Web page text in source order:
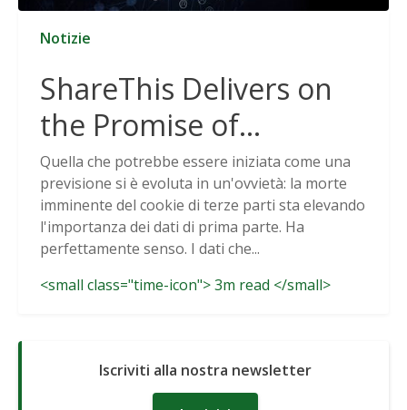
Notizie
ShareThis Delivers on
the Promise of
Cookieless Data
Solutions
Quella che potrebbe essere iniziata come una
previsione si è evoluta in un'ovvietà: la morte
imminente del cookie di terze parti sta elevando
l'importanza dei dati di prima parte. Ha
perfettamente senso. I dati che...
<small class="time-icon"> 3m read </small>
Iscriviti alla nostra newsletter